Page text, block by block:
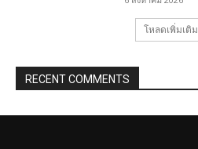
โหลดเพิ่มเติม
RECENT COMMENTS